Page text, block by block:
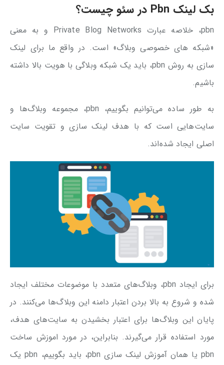
بک لینک Pbn در سئو چیست؟
pbn، خلاصه عبارت Private Blog Networks و به معنی
«شبکه های خصوصی وبلاگ» است. در واقع ما برای لینک
سازی به روش pbn، باید یک شبکه وبلاگی با هویت بالا داشته
باشیم.
به طور ساده می‌توانیم بگوییم، pbn، مجموعه وبلاگ‌ها و
سایت‌هایی است که با هدف لینک سازی و تقویت سایت
اصلی ایجاد شده‌اند.
برای ایجاد pbn، وبلاگ‌های متعدد با موضوعات مختلف ایجاد
شده و شروع به بالا بردن اعتبار دامنه این وبلاگ‌ها می‌کنند. در
پایان این وبلاگ‌ها برای اعتبار بخشیدن به سایت‌های هدف،
مورد استفاده قرار می‌گیرند. بنابراین، در مورد اموزش ساخت
pbn یا همان آموزش لینک سازی pbn، باید بگوییم، pbn یک